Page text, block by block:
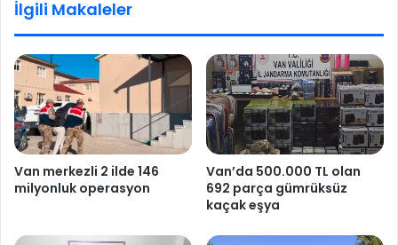
İlgili Makaleler
Van merkezli 2 ilde 146
milyonluk operasyon
Van’da 500.000 TL olan
692 parça gümrüksüz
kaçak eşya